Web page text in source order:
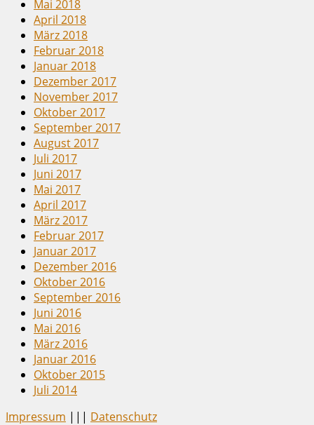
Mai 2018
April 2018
März 2018
Februar 2018
Januar 2018
Dezember 2017
November 2017
Oktober 2017
September 2017
August 2017
Juli 2017
Juni 2017
Mai 2017
April 2017
März 2017
Februar 2017
Januar 2017
Dezember 2016
Oktober 2016
September 2016
Juni 2016
Mai 2016
März 2016
Januar 2016
Oktober 2015
Juli 2014
Impressum ||| Datenschutz